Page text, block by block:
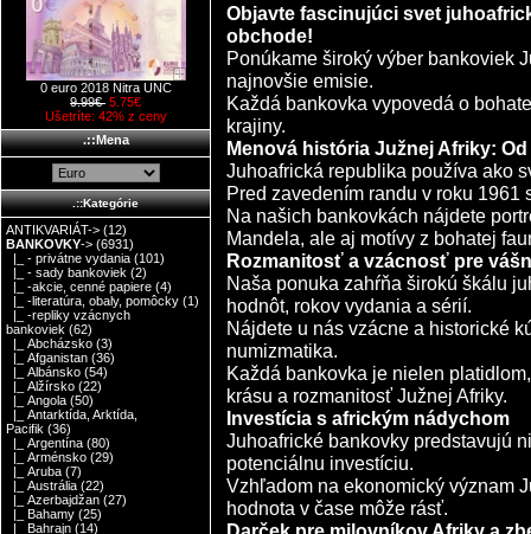
0 euro 2018 Nitra UNC
9.99€ 5.75€
Ušetríte: 42% z ceny
.::Mena
.::Kategórie
ANTIKVARIÁT-> (12)
BANKOVKY-> (6931)
|_ - privátne vydania (101)
|_ - sady bankoviek (2)
|_ -akcie, cenné papiere (4)
|_ -literatúra, obaly, pomôcky (1)
|_ -repliky vzácnych
bankoviek (62)
|_ Abcházsko (3)
|_ Afganistan (36)
|_ Albánsko (54)
|_ Alžírsko (22)
|_ Angola (50)
|_ Antarktída, Arktída,
Pacifik (36)
|_ Argentína (80)
|_ Arménsko (29)
|_ Aruba (7)
|_ Austrália (22)
|_ Azerbajdžan (27)
|_ Bahamy (25)
|_ Bahrajn (14)
Objavte fascinujúci svet
obchode!
Ponúkame široký výber bankoviek
najnovšie emisie.
Každá bankovka vypovedá o
krajiny.
Menová história Južnej Afriky:
Juhoafrická republika používa ako
Pred zavedením randu v roku
Na našich bankovkách nájdete
Mandela, ale aj motívy z bohatej
Rozmanitosť a vzácnosť pre
Naša ponuka zahŕňa širokú škálu
hodnôt, rokov vydania a sérií.
Nájdete u nás vzácne a historické
numizmatika.
Každá bankovka je nielen
krásu a rozmanitosť Južnej Afriky.
Investícia s africkým nádychom
Juhoafrické bankovky predstavujú
potenciálnu investíciu.
Vzhľadom na ekonomický význam
hodnota v čase môže rásť.